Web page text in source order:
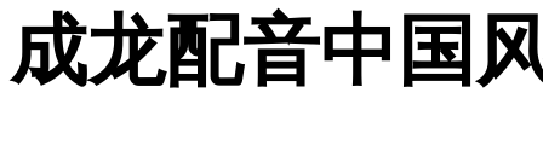
成龙配音中国